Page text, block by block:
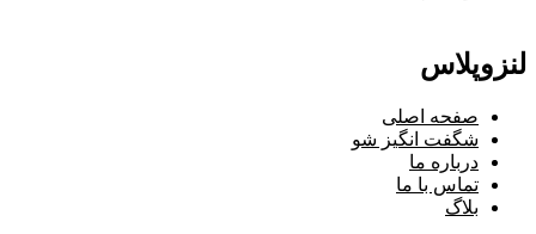
لنزوپلاس
صفحه اصلی
شگفت انگیز شو
درباره ما
تماس با ما
بلاگ